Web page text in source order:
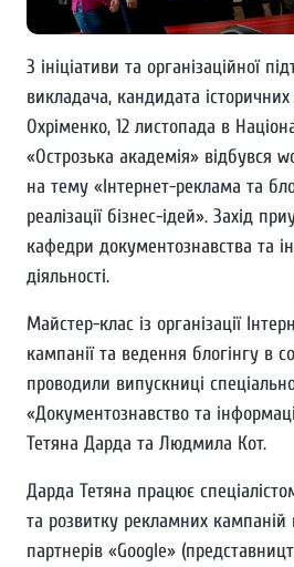
З ініціативи та організаційної
викладача, кандидата
Охріменко, 12 листопада в
«Острозька академія» відбувся
на тему «Інтернет-реклама та
реалізації бізнес-ідей». Захід
кафедри документознавства та
діяльності.
Майстер-клас із організації
кампанії та ведення блогінгу в
проводили випускниці
«Документознавство та
Тетяна Дарда та Людмила Кот.
Дарда Тетяна працює
та розвитку рекламних кампаній
партнерів «Google»